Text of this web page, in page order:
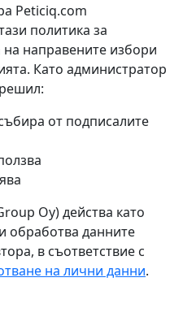
Peticiq.com
политика за
направените избори
Като администратор
от подписалите
Oy) действа като
обработва данните
в съответствие с
на лични данни.